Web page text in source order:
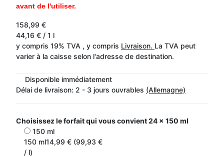
avant de l'utiliser.
158,99 €
44,16 € / 1 l
y compris 19% TVA , y compris Livraison. La TVA peut
varier à la caisse selon l'adresse de destination.
Disponible immédiatement
Délai de livraison: 2 - 3 jours ouvrables (Allemagne)
Choisissez le forfait qui vous convient24 x 150 ml
150 ml
150 ml14,99 € (99,93 €
/ l)